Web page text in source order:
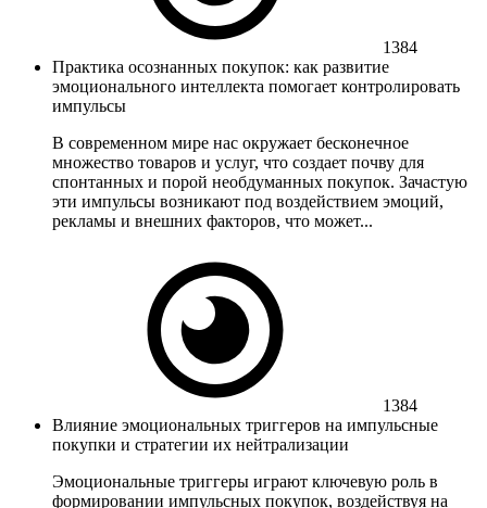
1384
Практика осознанных покупок: как развитие
эмоционального интеллекта помогает контролировать
импульсы
В современном мире нас окружает бесконечное
множество товаров и услуг, что создает почву для
спонтанных и порой необдуманных покупок. Зачастую
эти импульсы возникают под воздействием эмоций,
рекламы и внешних факторов, что может...
1384
Влияние эмоциональных триггеров на импульсные
покупки и стратегии их нейтрализации
Эмоциональные триггеры играют ключевую роль в
формировании импульсных покупок, воздействуя на